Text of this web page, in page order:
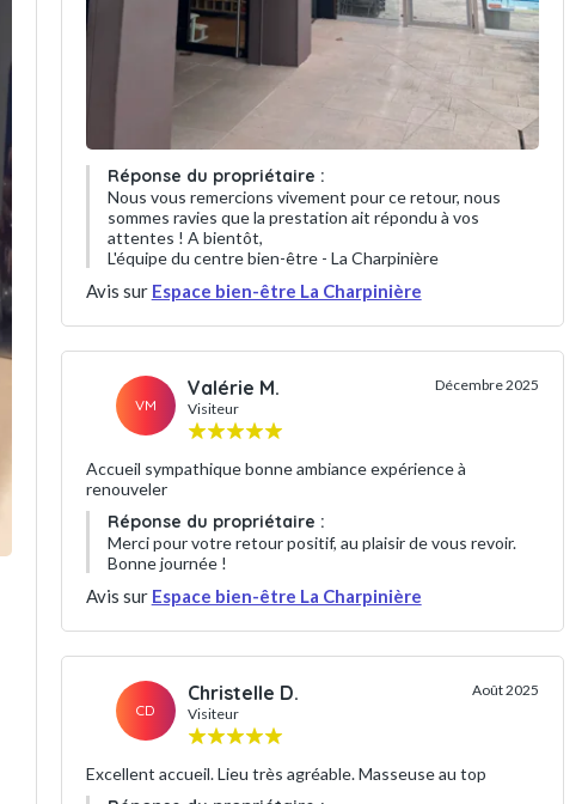
Réponse du propriétaire :
Nous vous remercions vivement pour ce retour, nous
sommes ravies que la prestation ait répondu à vos
attentes ! A bientôt,
L'équipe du centre bien-être - La Charpinière
Avis sur Espace bien-être La Charpinière
VM
Valérie M.
Visiteur
Décembre 2025
Accueil sympathique bonne ambiance expérience à
renouveler
Réponse du propriétaire :
Merci pour votre retour positif, au plaisir de vous revoir.
Bonne journée !
Avis sur Espace bien-être La Charpinière
CD
Christelle D.
Visiteur
Août 2025
Excellent accueil. Lieu très agréable. Masseuse au top